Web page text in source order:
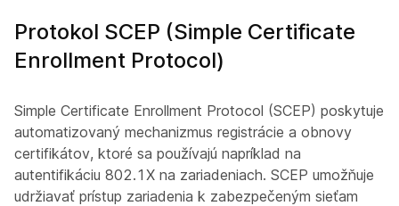
Protokol SCEP (Simple Certificate
Enrollment Protocol)
Simple Certificate Enrollment Protocol (SCEP) poskytuje
automatizovaný mechanizmus registrácie a obnovy
certifikátov, ktoré sa používajú napríklad na
autentifikáciu 802.1X na zariadeniach. SCEP umožňuje
udržiavať prístup zariadenia k zabezpečeným sieťam